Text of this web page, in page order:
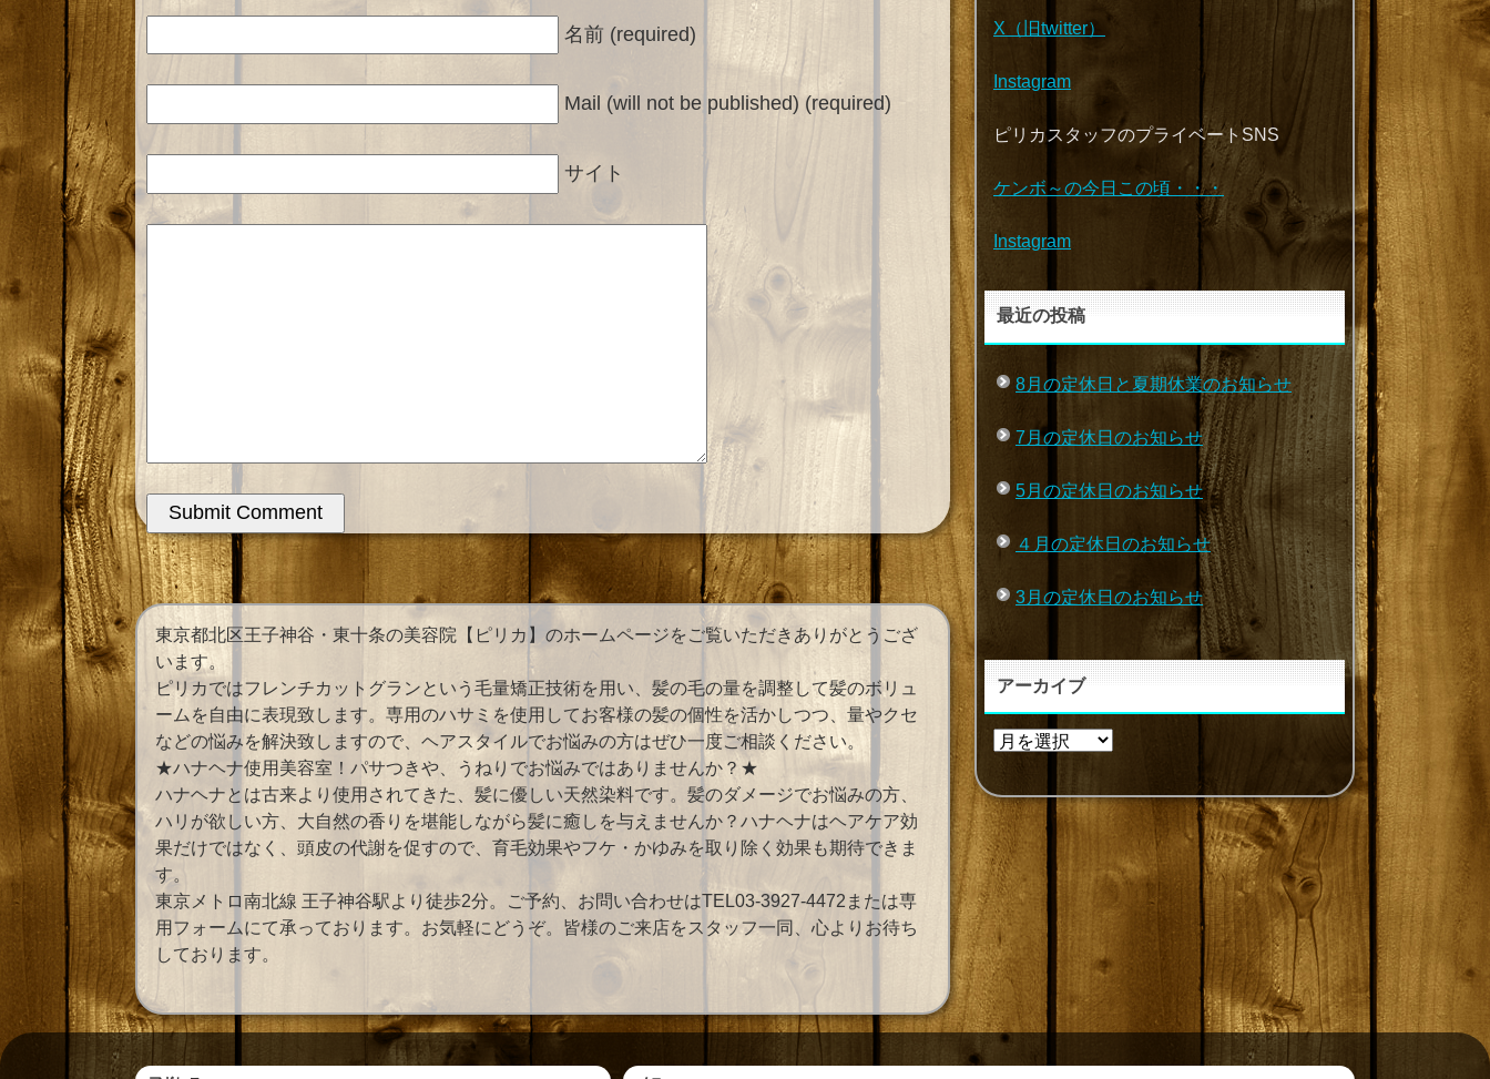
名前 (required)
Mail (will not be published) (required)
サイト
東京都北区王子神谷・東十条の美容院【ピリカ】のホームページをご覧いただきありがとうござ
います。
ピリカではフレンチカットグランという毛量矯正技術を用い、髪の毛の量を調整して髪のボリュ
ームを自由に表現致します。専用のハサミを使用してお客様の髪の個性を活かしつつ、量やクセ
などの悩みを解決致しますので、ヘアスタイルでお悩みの方はぜひ一度ご相談ください。
★ハナヘナ使用美容室！パサつきや、うねりでお悩みではありませんか？★
ハナヘナとは古来より使用されてきた、髪に優しい天然染料です。髪のダメージでお悩みの方、
ハリが欲しい方、大自然の香りを堪能しながら髪に癒しを与えませんか？ハナヘナはヘアケア効
果だけではなく、頭皮の代謝を促すので、育毛効果やフケ・かゆみを取り除く効果も期待できま
す。
東京メトロ南北線 王子神谷駅より徒歩2分。ご予約、お問い合わせはTEL03-3927-4472または専
用フォームにて承っております。お気軽にどうぞ。皆様のご来店をスタッフ一同、心よりお待ち
しております。
X（旧twitter）
Instagram
ピリカスタッフのプライベートSNS
ケンボ～の今日この頃・・・
Instagram
最近の投稿
8月の定休日と夏期休業のお知らせ
7月の定休日のお知らせ
5月の定休日のお知らせ
４月の定休日のお知らせ
3月の定休日のお知らせ
アーカイブ
ア
カ
イ
ブ